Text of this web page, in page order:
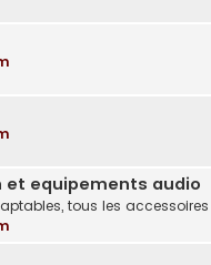
et equipements audio
tous les accessoires